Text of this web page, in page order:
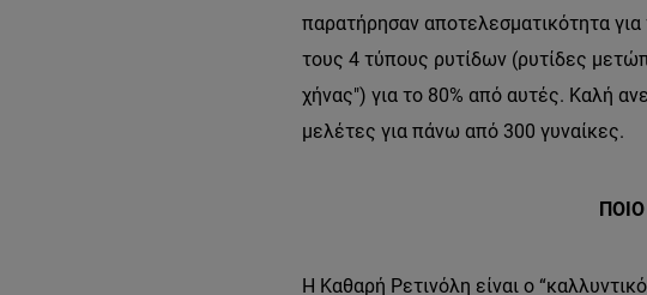
παρατήρησαν αποτελεσματικότητα
τους 4 τύπους ρυτίδων (ρυτίδες
χήνας") για το 80% από αυτές. Καλή
μελέτες για πάνω από 300 γυναίκες.
Η Καθαρή Ρετινόλη είναι ο